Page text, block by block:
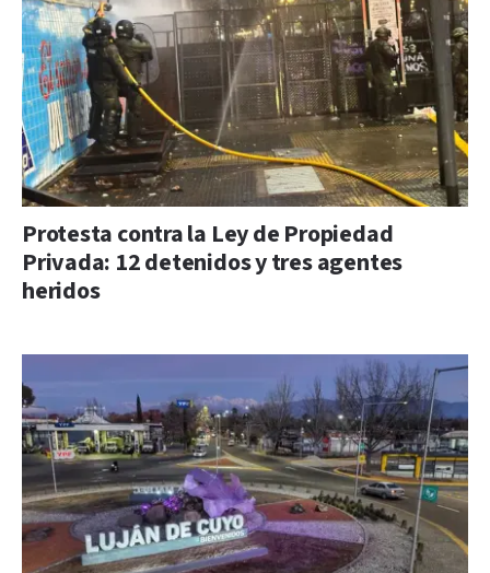
Protesta contra la Ley de Propiedad
Privada: 12 detenidos y tres agentes
heridos